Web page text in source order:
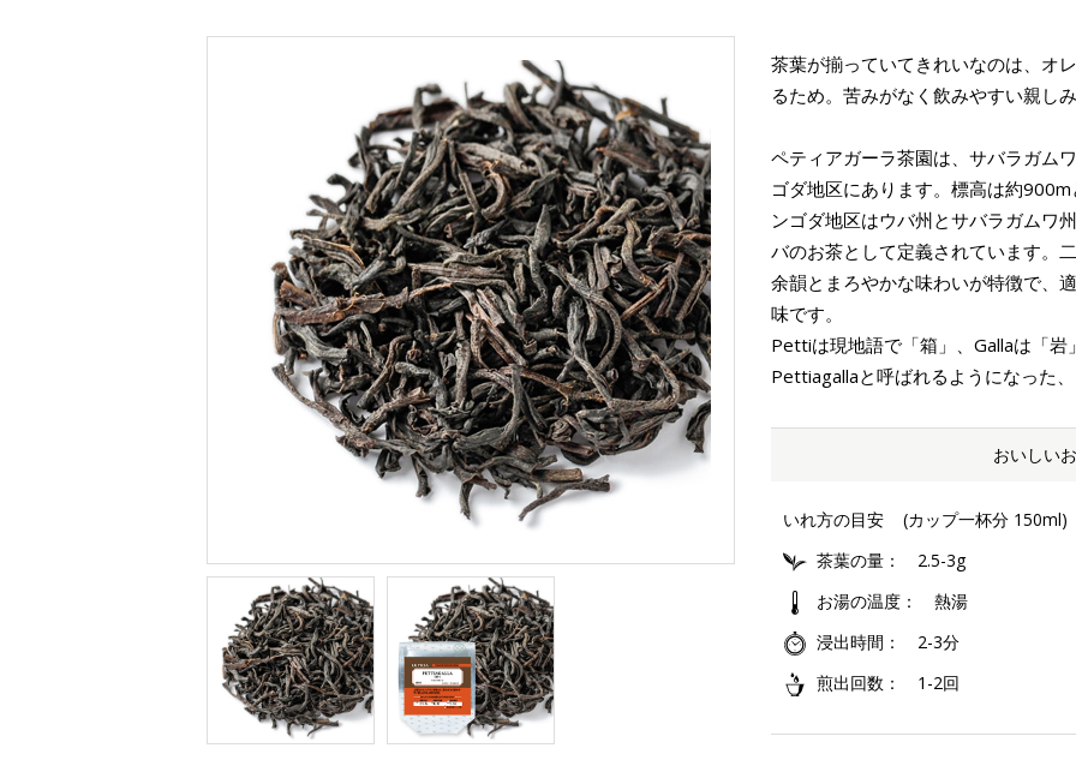
茶葉が揃っていてきれいなのは、オ
るため。苦みがなく飲みやすい親し
ペティアガーラ茶園は、サバラガム
ゴダ地区にあります。標高は約
ンゴダ地区はウバ州とサバラガムワ
バのお茶として定義されています。
余韻とまろやかな味わいが特徴で、
味です。
Pettiは現地語で「箱」、Gallaは「
Pettiagallaと呼ばれるようになった、
おいしい
いれ方の目安
(カップ一杯分 150ml)
茶葉の量
2.5-3g
お湯の温度
熱湯
浸出時間
2-3分
煎出回数
1-2回